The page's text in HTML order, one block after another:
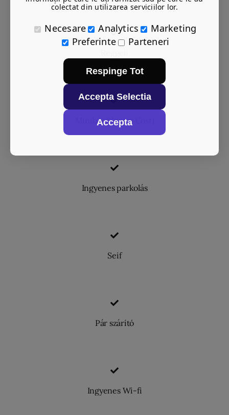
Minibár (Contra Cost)
Ingyenes parkolás
Seif
Pár szárító
Ingyenes Wi-fi
colectat din utilizarea serviciilor lor.
Necesare Analytics
Marketing
Preferinte
Parteneri
Respinge Tot
Accepta Selectia
Accepta